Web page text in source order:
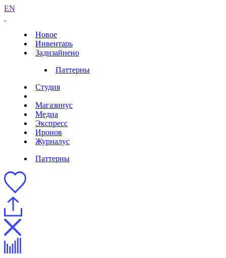
EN
Новое
Инвентарь
Задизайнено
Паттерны
Студия
Магазинус
Медиа
Экспресс
Иронов
Журналус
Паттерны